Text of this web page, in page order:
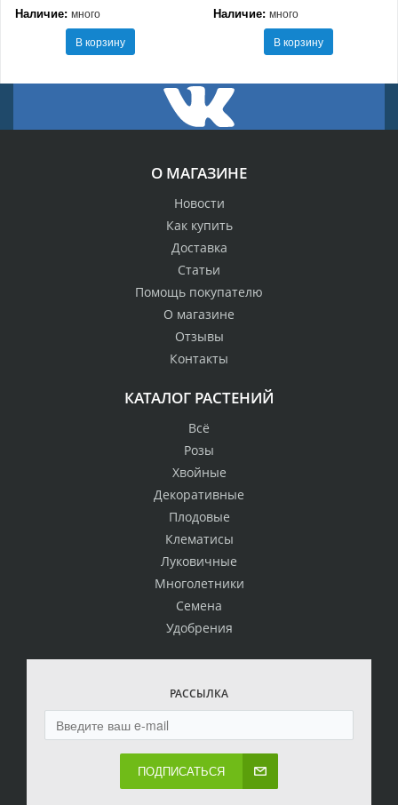
Наличие: много
В корзину
Наличие: много
В корзину
О МАГАЗИНЕ
Новости
Как купить
Доставка
Статьи
Помощь покупателю
О магазине
Отзывы
Контакты
КАТАЛОГ РАСТЕНИЙ
Всё
Розы
Хвойные
Декоративные
Плодовые
Клематисы
Луковичные
Многолетники
Семена
Удобрения
РАССЫЛКА
ПОДПИСАТЬСЯ